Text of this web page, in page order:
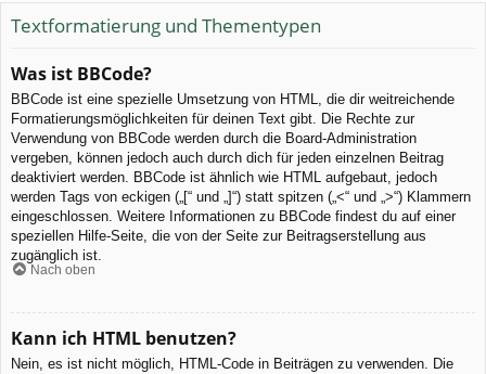
Textformatierung und Thementypen
Was ist BBCode?
BBCode ist eine spezielle Umsetzung von HTML, die dir weitreichende
Formatierungsmöglichkeiten für deinen Text gibt. Die Rechte zur
Verwendung von BBCode werden durch die Board-Administration
vergeben, können jedoch auch durch dich für jeden einzelnen Beitrag
deaktiviert werden. BBCode ist ähnlich wie HTML aufgebaut, jedoch
werden Tags von eckigen („[“ und „]“) statt spitzen („<“ und „>“) Klammern
eingeschlossen. Weitere Informationen zu BBCode findest du auf einer
speziellen Hilfe-Seite, die von der Seite zur Beitragserstellung aus
zugänglich ist.
Nach oben
Kann ich HTML benutzen?
Nein, es ist nicht möglich, HTML-Code in Beiträgen zu verwenden. Die